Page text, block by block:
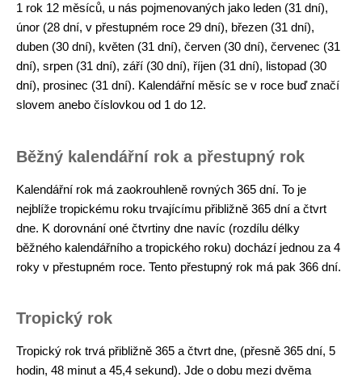
1 rok 12 měsíců, u nás pojmenovaných jako leden (31 dní),
únor (28 dní, v přestupném roce 29 dní), březen (31 dní),
duben (30 dní), květen (31 dní), červen (30 dní), červenec (31
dní), srpen (31 dní), září (30 dní), říjen (31 dní), listopad (30
dní), prosinec (31 dní). Kalendářní měsíc se v roce buď značí
slovem anebo číslovkou od 1 do 12.
Běžný kalendářní rok a přestupný rok
Kalendářní rok má zaokrouhleně rovných 365 dní. To je
nejblíže tropickému roku trvajícímu přibližně 365 dní a čtvrt
dne. K dorovnání oné čtvrtiny dne navíc (rozdílu délky
běžného kalendářního a tropického roku) dochází jednou za 4
roky v přestupném roce. Tento přestupný rok má pak 366 dní.
Tropický rok
Tropický rok trvá přibližně 365 a čtvrt dne, (přesně 365 dní, 5
hodin, 48 minut a 45,4 sekund). Jde o dobu mezi dvěma